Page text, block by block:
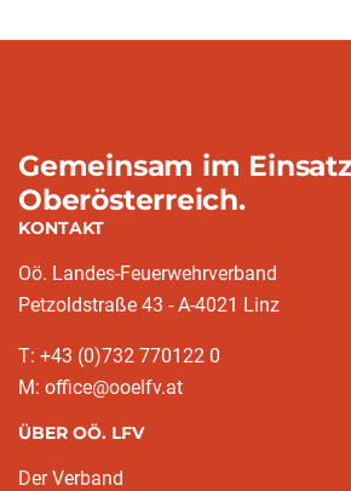
Gemeinsam im
Oberösterreich.
KONTAKT
Oö. Landes-Feuerwehrverband
Petzoldstraße 43 - A-4021 Linz
T: +43 (0)732 770122 0
M: office@ooelfv.at
ÜBER OÖ. LFV
Der Verband